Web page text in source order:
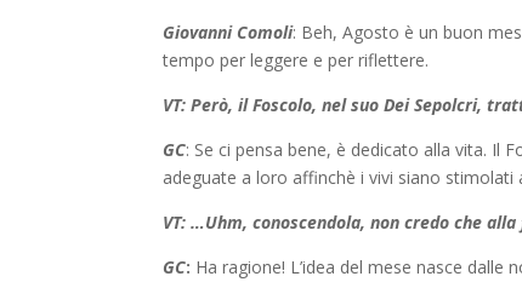
Giovanni Comoli: Beh, Agosto è un buon
tempo per leggere e per riflettere.
VT: Però, il Foscolo, nel suo Dei Sepolcri,
GC: Se ci pensa bene, è dedicato alla vita. Il
adeguate a loro affinchè i vivi siano stimolati
VT: …Uhm, conoscendola, non credo che
GC: Ha ragione! L’idea del mese nasce